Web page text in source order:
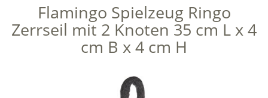
Flamingo Spielzeug Ringo
Zerrseil mit 2 Knoten 35 cm L x 4
cm B x 4 cm H